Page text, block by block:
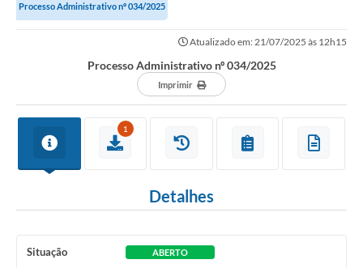
Processo Administrativo nº 034/2025
Atualizado em: 21/07/2025 às 12h15
Processo Administrativo nº 034/2025
Imprimir
1
Detalhes
Situação ABERTO